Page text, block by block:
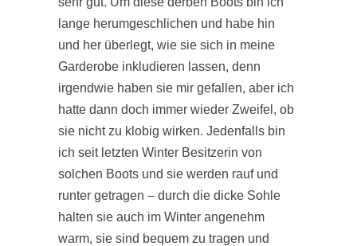
lange herumgeschlichen und habe hin
und her überlegt, wie sie sich in meine
Garderobe inkludieren lassen, denn
irgendwie haben sie mir gefallen, aber ich
hatte dann doch immer wieder Zweifel, ob
sie nicht zu klobig wirken. Jedenfalls bin
ich seit letzten Winter Besitzerin von
solchen Boots und sie werden rauf und
runter getragen – durch die dicke Sohle
halten sie auch im Winter angenehm
warm, sie sind bequem zu tragen und